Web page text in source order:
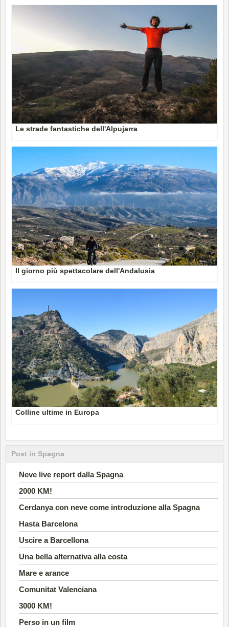
Le strade fantastiche dell'Alpujarra
Il giorno più spettacolare dell'Andalusia
Colline ultime in Europa
Post in Spagna
Neve live report dalla Spagna
2000 KM!
Cerdanya con neve come introduzione alla Spagna
Hasta Barcelona
Uscire a Barcellona
Una bella alternativa alla costa
Mare e arance
Comunitat Valenciana
3000 KM!
Perso in un film